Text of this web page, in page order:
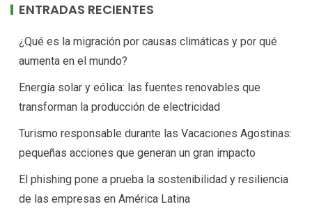
ENTRADAS RECIENTES
¿Qué es la migración por causas climáticas y por qué
aumenta en el mundo?
Energía solar y eólica: las fuentes renovables que
transforman la producción de electricidad
Turismo responsable durante las Vacaciones Agostinas:
pequeñas acciones que generan un gran impacto
El phishing pone a prueba la sostenibilidad y resiliencia
de las empresas en América Latina